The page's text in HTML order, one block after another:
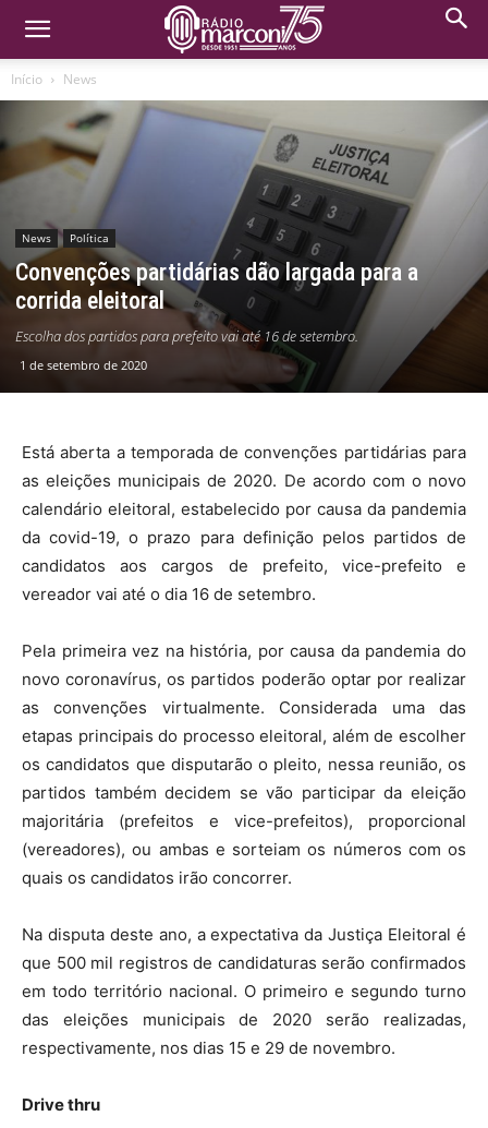
Início News
News Política
Convenções partidárias dão largada para a
corrida eleitoral
Escolha dos partidos para prefeito vai até 16 de setembro.
1 de setembro de 2020
Está aberta a temporada de convenções partidárias para
as eleições municipais de 2020. De acordo com o novo
calendário eleitoral, estabelecido por causa da pandemia
da covid-19, o prazo para definição pelos partidos de
candidatos aos cargos de prefeito, vice-prefeito e
vereador vai até o dia 16 de setembro.
Pela primeira vez na história, por causa da pandemia do
novo coronavírus, os partidos poderão optar por realizar
as convenções virtualmente. Considerada uma das
etapas principais do processo eleitoral, além de escolher
os candidatos que disputarão o pleito, nessa reunião, os
partidos também decidem se vão participar da eleição
majoritária (prefeitos e vice-prefeitos), proporcional
(vereadores), ou ambas e sorteiam os números com os
quais os candidatos irão concorrer.
Na disputa deste ano, a expectativa da Justiça Eleitoral é
que 500 mil registros de candidaturas serão confirmados
em todo território nacional. O primeiro e segundo turno
das eleições municipais de 2020 serão realizadas,
respectivamente, nos dias 15 e 29 de novembro.
Drive thru